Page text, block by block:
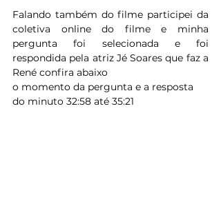
Falando também do filme participei da
coletiva online do filme e minha
pergunta foi selecionada e foi
respondida pela atriz Jé Soares que faz a
René confira abaixo
o momento da pergunta e a resposta
do minuto 32:58 até 35:21